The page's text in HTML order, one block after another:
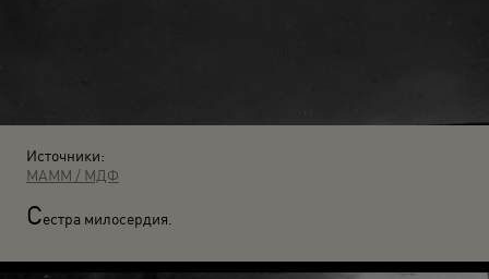
Источники:
МАММ / МДФ
Сестра милосердия.